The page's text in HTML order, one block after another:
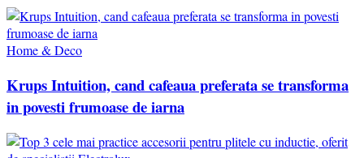
Home & Deco
Krups Intuition, cand cafeaua preferata se transforma
in povesti frumoase de iarna